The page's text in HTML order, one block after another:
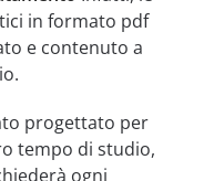
in formato pdf
e contenuto a
progettato per
tempo di studio,
ogni